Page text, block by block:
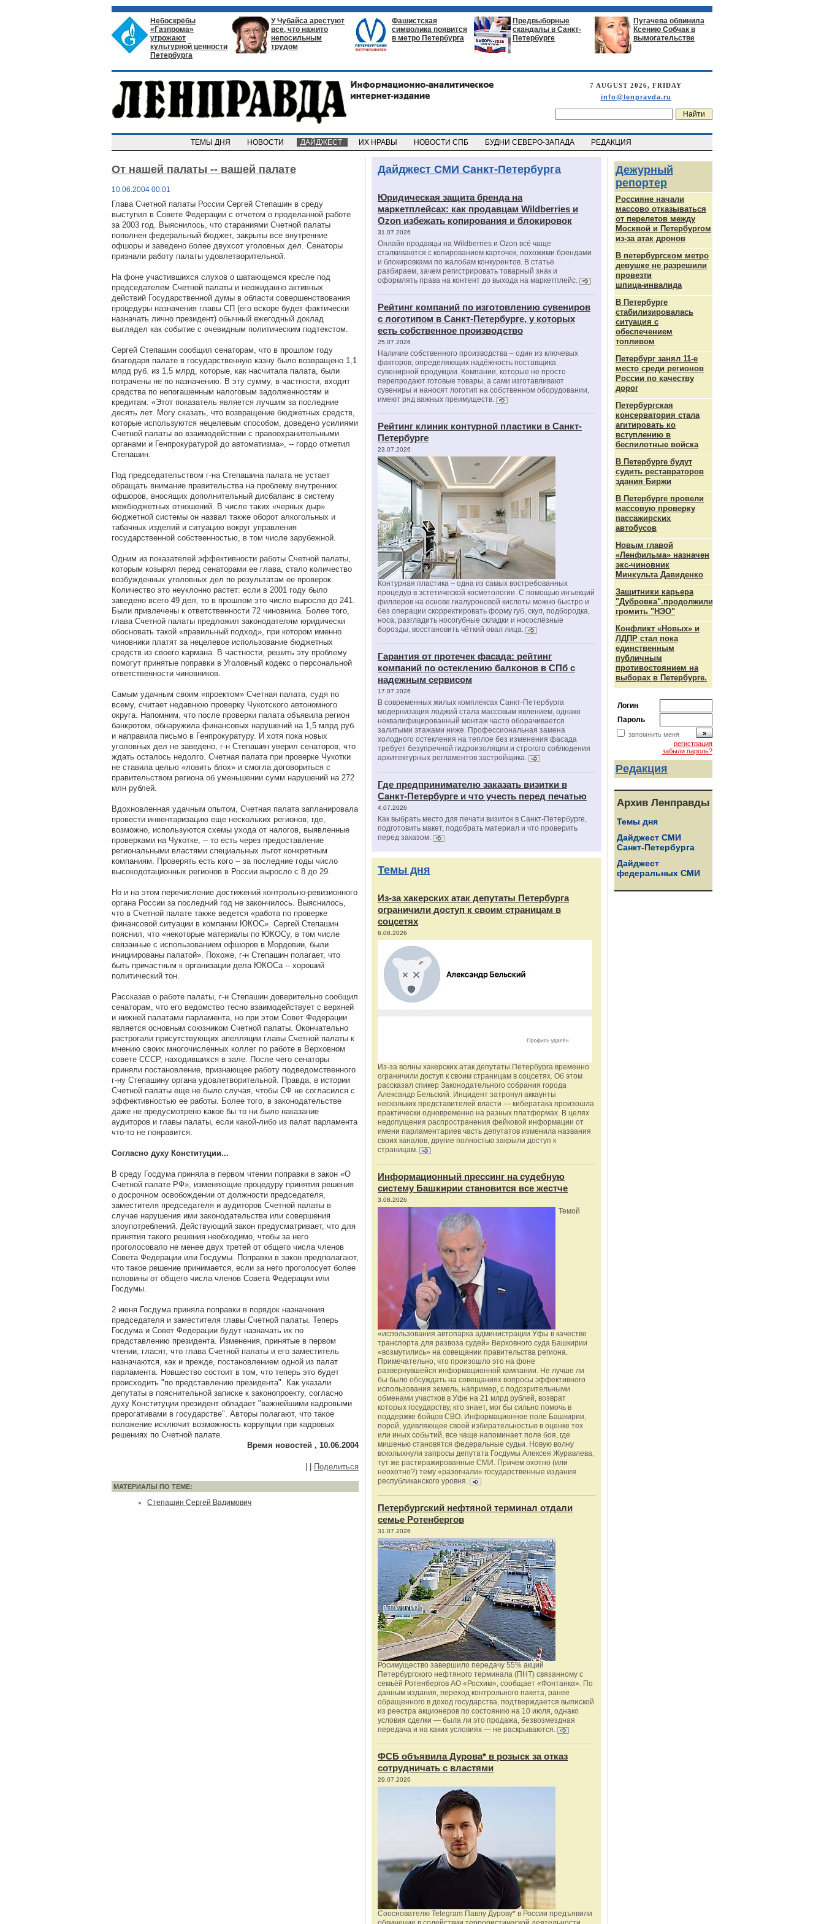
Небоскрёбы
«Газпрома»
угрожают
культурной ценности
Петербурга
У Чубайса арестуют
все, что нажито
непосильным
трудом
Фашистская
символика появится
в метро Петербурга
Предвыборные
скандалы в Санкт-
Петербурге
Пугачева обвинила
Ксению Собчак в
вымогательстве
7 AUGUST 2026, FRIDAY
info@lenpravda.ru
ТЕМЫ ДНЯ НОВОСТИ ДАЙДЖЕСТ ИХ НРАВЫ НОВОСТИ СПБ БУДНИ СЕВЕРО-ЗАПАДА РЕДАКЦИЯ
От нашей палаты -- вашей палате
10.06.2004 00:01
Глава Счетной палаты России Сергей Степашин в среду
выступил в Совете Федерации с отчетом о проделанной работе
за 2003 год. Выяснилось, что стараниями Счетной палаты
пополнен федеральный бюджет, закрыты все внутренние
офшоры и заведено более двухсот уголовных дел. Сенаторы
признали работу палаты удовлетворительной.
На фоне участившихся слухов о шатающемся кресле под
председателем Счетной палаты и неожиданно активных
действий Государственной думы в области совершенствования
процедуры назначения главы СП (его вскоре будет фактически
назначать лично президент) обычный ежегодный доклад
выглядел как событие с очевидным политическим подтекстом.
Сергей Степашин сообщил сенаторам, что в прошлом году
благодаря палате в государственную казну было возвращено 1,1
млрд руб. из 1,5 млрд, которые, как насчитала палата, были
потрачены не по назначению. В эту сумму, в частности, входят
средства по непогашенным налоговым задолженностям и
кредитам. «Этот показатель является лучшим за последние
десять лет. Могу сказать, что возвращение бюджетных средств,
которые используются нецелевым способом, доведено усилиями
Счетной палаты во взаимодействии с правоохранительными
органами и Генпрокуратурой до автоматизма», -- гордо отметил
Степашин.
Под председательством г-на Степашина палата не устает
обращать внимание правительства на проблему внутренних
офшоров, вносящих дополнительный дисбаланс в систему
межбюджетных отношений. В числе таких «черных дыр»
бюджетной системы он назвал также оборот алкогольных и
табачных изделий и ситуацию вокруг управления
государственной собственностью, в том числе зарубежной.
Одним из показателей эффективности работы Счетной палаты,
которым козырял перед сенаторами ее глава, стало количество
возбужденных уголовных дел по результатам ее проверок.
Количество это неуклонно растет: если в 2001 году было
заведено всего 49 дел, то в прошлом это число выросло до 241.
Были привлечены к ответственности 72 чиновника. Более того,
глава Счетной палаты предложил законодателям юридически
обосновать такой «правильный подход», при котором именно
чиновники платят за нецелевое использование бюджетных
средств из своего кармана. В частности, решить эту проблему
помогут принятые поправки в Уголовный кодекс о персональной
ответственности чиновников.
Самым удачным своим «проектом» Счетная палата, судя по
всему, считает недавнюю проверку Чукотского автономного
округа. Напомним, что после проверки палата объявила регион
банкротом, обнаружила финансовых нарушений на 1,5 млрд руб.
и направила письмо в Генпрокуратуру. И хотя пока новых
уголовных дел не заведено, г-н Степашин уверил сенаторов, что
ждать осталось недолго. Счетная палата при проверке Чукотки
не ставила целью «ловить блох» и смогла договориться с
правительством региона об уменьшении сумм нарушений на 272
млн рублей.
Вдохновленная удачным опытом, Счетная палата запланировала
провести инвентаризацию еще нескольких регионов, где,
возможно, используются схемы ухода от налогов, выявленные
проверками на Чукотке, -- то есть через предоставление
региональными властями специальных льгот конкретным
компаниям. Проверять есть кого -- за последние годы число
высокодотационных регионов в России выросло с 8 до 29.
Но и на этом перечисление достижений контрольно-ревизионного
органа России за последний год не закончилось. Выяснилось,
что в Счетной палате также ведется «работа по проверке
финансовой ситуации в компании ЮКОС». Сергей Степашин
пояснил, что «некоторые материалы по ЮКОСу, в том числе
связанные с использованием офшоров в Мордовии, были
инициированы палатой». Похоже, г-н Степашин полагает, что
быть причастным к организации дела ЮКОСа -- хороший
политический тон.
Рассказав о работе палаты, г-н Степашин доверительно сообщил
сенаторам, что его ведомство тесно взаимодействует с верхней
и нижней палатами парламента, но при этом Совет Федерации
является основным союзником Счетной палаты. Окончательно
растрогали присутствующих апелляции главы Счетной палаты к
мнению своих многочисленных коллег по работе в Верховном
совете СССР, находившихся в зале. После чего сенаторы
приняли постановление, признающее работу подведомственного
г-ну Степашину органа удовлетворительной. Правда, в истории
Счетной палаты еще не было случая, чтобы СФ не согласился с
эффективностью ее работы. Более того, в законодательстве
даже не предусмотрено какое бы то ни было наказание
аудиторов и главы палаты, если какой-либо из палат парламента
что-то не понравится.
Согласно духу Конституции...
В среду Госдума приняла в первом чтении поправки в закон «О
Счетной палате РФ», изменяющие процедуру принятия решения
о досрочном освобождении от должности председателя,
заместителя председателя и аудиторов Счетной палаты в
случае нарушения ими законодательства или совершения
злоупотреблений. Действующий закон предусматривает, что для
принятия такого решения необходимо, чтобы за него
проголосовало не менее двух третей от общего числа членов
Совета Федерации или Госдумы. Поправки в закон предполагают,
что такое решение принимается, если за него проголосует более
половины от общего числа членов Совета Федерации или
Госдумы.
2 июня Госдума приняла поправки в порядок назначения
председателя и заместителя главы Счетной палаты. Теперь
Госдума и Совет Федерации будут назначать их по
представлению президента. Изменения, принятые в первом
чтении, гласят, что глава Счетной палаты и его заместитель
назначаются, как и прежде, постановлением одной из палат
парламента. Новшество состоит в том, что теперь это будет
происходить "по представлению президента". Как указали
депутаты в пояснительной записке к законопроекту, согласно
духу Конституции президент обладает "важнейшими кадровыми
прерогативами в государстве". Авторы полагают, что такое
положение исключит возможность коррупции при кадровых
решениях по Счетной палате.
Время новостей , 10.06.2004
Поделиться
МАТЕРИАЛЫ ПО ТЕМЕ:
Степашин Сергей Вадимович
Дайджест СМИ Санкт-Петербурга
Юридическая защита бренда на
маркетплейсах: как продавцам Wildberries и
Ozon избежать копирования и блокировок
31.07.2026
Онлайн продавцы на Wildberries и Ozon всё чаще
сталкиваются с копированием карточек, похожими брендами
и блокировками по жалобам конкурентов. В статье
разбираем, зачем регистрировать товарный знак и
оформлять права на контент до выхода на маркетплейс.
Рейтинг компаний по изготовлению сувениров
с логотипом в Санкт-Петербурге, у которых
есть собственное производство
25.07.2026
Наличие собственного производства – один из ключевых
факторов, определяющих надёжность поставщика
сувенирной продукции. Компании, которые не просто
перепродают готовые товары, а сами изготавливают
сувениры и наносят логотип на собственном оборудовании,
имеют ряд важных преимуществ.
Рейтинг клиник контурной пластики в Санкт-
Петербурге
23.07.2026
Контурная пластика – одна из самых востребованных
процедур в эстетической косметологии. С помощью инъекций
филлеров на основе гиалуроновой кислоты можно быстро и
без операции скорректировать форму губ, скул, подбородка,
носа, разгладить носогубные складки и носослёзные
борозды, восстановить чёткий овал лица.
Гарантия от протечек фасада: рейтинг
компаний по остеклению балконов в СПб с
надежным сервисом
17.07.2026
В современных жилых комплексах Санкт-Петербурга
модернизация лоджий стала массовым явлением, однако
неквалифицированный монтаж часто оборачивается
залитыми этажами ниже. Профессиональная замена
холодного остекления на теплое без изменения фасада
требует безупречной гидроизоляции и строгого соблюдения
архитектурных регламентов застройщика.
Где предпринимателю заказать визитки в
Санкт-Петербурге и что учесть перед печатью
4.07.2026
Как выбрать место для печати визиток в Санкт-Петербурге,
подготовить макет, подобрать материал и что проверить
перед заказом.
Темы дня
Из‑за хакерских атак депутаты Петербурга
ограничили доступ к своим страницам в
соцсетях
6.08.2026
Из‑за волны хакерских атак депутаты Петербурга временно
ограничили доступ к своим страницам в соцсетях. Об этом
рассказал спикер Законодательного собрания города
Александр Бельский. Инцидент затронул аккаунты
нескольких представителей власти — кибератака произошла
практически одновременно на разных платформах. В целях
недопущения распространения фейковой информации от
имени парламентариев часть депутатов изменила названия
своих каналов, другие полностью закрыли доступ к
страницам.
Информационный прессинг на судебную
систему Башкирии становится все жестче
3.08.2026
Темой
«использования автопарка администрации Уфы в качестве
транспорта для развоза судей» Верховного суда Башкирии
«возмутились» на совещании правительства региона.
Примечательно, что произошло это на фоне
развернувшейся информационной кампании. Не лучше ли
бы было обсуждать на совещаниях вопросы эффективного
использования земель, например, с подозрительными
обменами участков в Уфе на 21 млрд рублей, возврат
которых государству, кто знает, мог бы сильно помочь в
поддержке бойцов СВО. Информационное поле Башкирии,
порой, удивляющее своей избирательностью в оценке тех
или иных событий, все чаще напоминает поле боя, где
мишенью становятся федеральные судьи. Новую волну
всколыхнули запросы депутата Госдумы Алексея Журавлева,
тут же растиражированные СМИ. Причем охотно (или
неохотно?) тему «разогнали» государственные издания
республиканского уровня.
Петербургский нефтяной терминал отдали
семье Ротенбергов
31.07.2026
Росимущество завершило передачу 55% акций
Петербургского нефтяного терминала (ПНТ) связанному с
семьёй Ротенбергов АО «Росхим», сообщает «Фонтанка». По
данным издания, переход контрольного пакета, ранее
обращенного в доход государства, подтверждается выпиской
из реестра акционеров по состоянию на 10 июля, однако
условия сделки — была ли это продажа, безвозмездная
передача и на каких условиях — не раскрываются.
ФСБ объявила Дурова* в розыск за отказ
сотрудничать с властями
29.07.2026
Сооснователю Telegram Павлу Дурову* в России предъявили
Дежурный
репортер
Россияне начали
массово отказываться
от перелетов между
Москвой и Петербургом
из-за атак дронов
В петербургском метро
девушке не разрешили
провезти
шпица‑инвалида
В Петербурге
стабилизировалась
ситуация с
обеспечением
топливом
Петербург занял 11-е
место среди регионов
России по качеству
дорог
Петербургская
консерватория стала
агитировать ко
вступлению в
беспилотные войска
В Петербурге будут
судить реставраторов
здания Биржи
В Петербурге провели
массовую проверку
пассажирских
автобусов
Новым главой
«Ленфильма» назначен
экс-чиновник
Минкульта Давиденко
Защитники карьера
"Дубровка".продолжили
громить "НЭО"
Конфликт «Новых» и
ЛДПР стал пока
единственным
публичным
противостоянием на
выборах в Петербурге.
Логин
Пароль
запомнить меня
регистрация
забыли пароль?
Редакция
Архив Ленправды
Темы дня
Дайджест СМИ
Санкт-Петербурга
Дайджест
федеральных СМИ